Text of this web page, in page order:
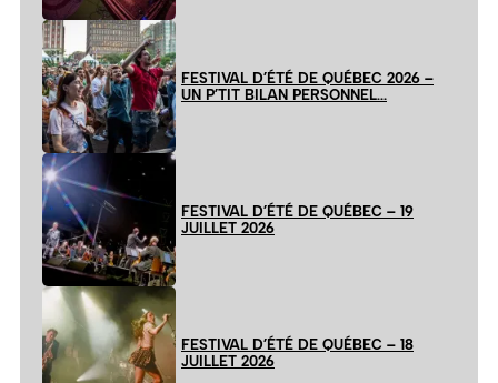
FESTIVAL D’ÉTÉ DE QUÉBEC 2026 –
UN P’TIT BILAN PERSONNEL…
FESTIVAL D’ÉTÉ DE QUÉBEC – 19
JUILLET 2026
FESTIVAL D’ÉTÉ DE QUÉBEC – 18
JUILLET 2026